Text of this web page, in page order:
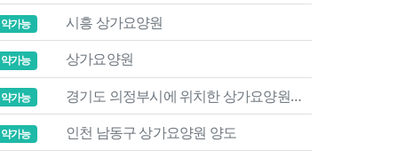
가능
시흥 상가요양원
가능
상가요양원
가능
경기도 의정부시에 위치한 상가요양원 양도합니다.
가능
인천 남동구 상가요양원 양도